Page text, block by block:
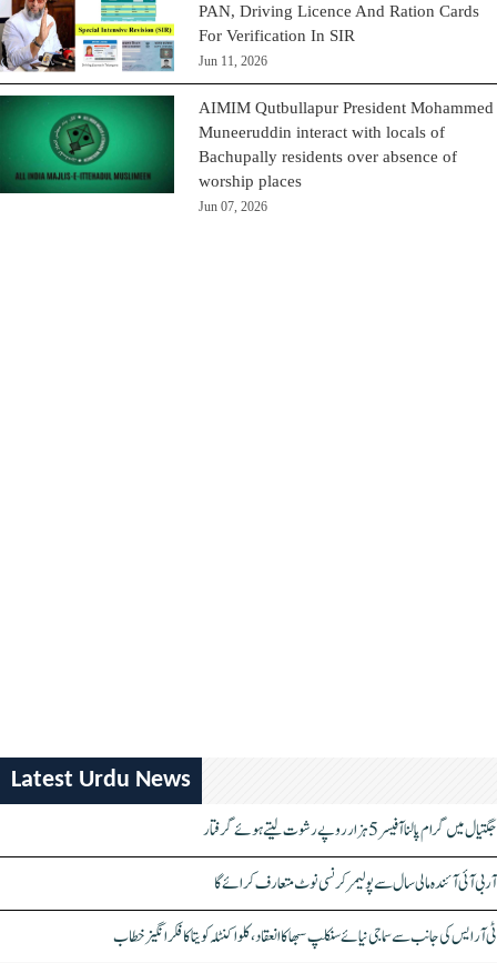
PAN, Driving Licence And Ration Cards
For Verification In SIR
Jun 11, 2026
AIMIM Qutbullapur President Mohammed
Muneeruddin interact with locals of
Bachupally residents over absence of
worship places
Jun 07, 2026
Latest Urdu News
جگتیال میں گرام پالنا آفیسر 5 ہزار روپے رشوت لیتے ہوئے گرفتار
آر بی آئی آئندہ مالی سال سے پولیمر کرنسی نوٹ متعارف کرائے گا
ٹی آر ایس کی جانب سے سماجی نیائے سنکلپ سبھا کا انعقاد، کلواکنٹلہ کویتا کا فکر انگیز خطاب